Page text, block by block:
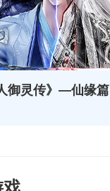
御灵传》—仙缘篇